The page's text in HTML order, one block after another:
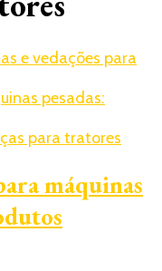
e vedações para
para tratores
máquinas